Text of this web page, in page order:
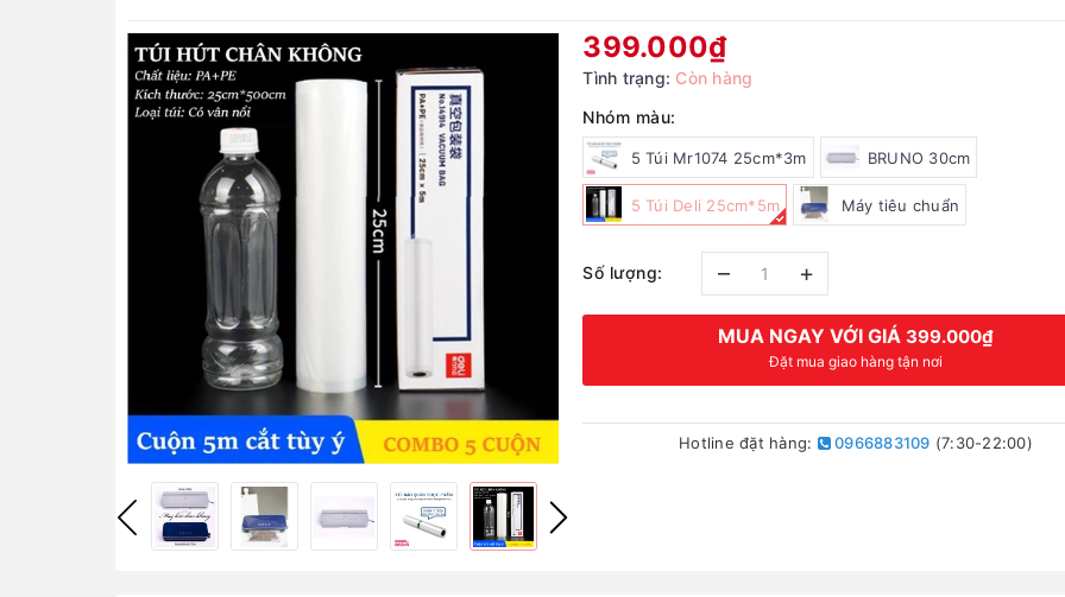
399.000₫
Tình trạng: Còn hàng
Nhóm màu:
5 Túi Mr1074 25cm*3m BRUNO 30cm
5 Túi Deli 25cm*5m Máy tiêu chuẩn
Số lượng: – +
MUA NGAY VỚI GIÁ 399.000₫
Đặt mua giao hàng tận nơi
Hotline đặt hàng: 0966883109 (7:30-22:00)